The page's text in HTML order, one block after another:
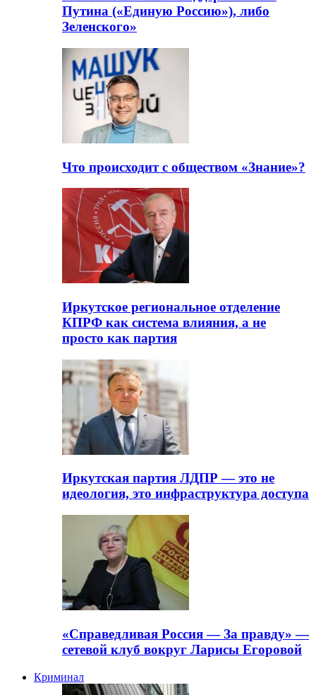
Путина («Единую Россию»), либо
Зеленского»
Что происходит с обществом «Знание»?
Иркутское региональное отделение
КПРФ как система влияния, а не
просто как партия
Иркутская партия ЛДПР — это не
идеология, это инфраструктура доступа
«Справедливая Россия — За правду» —
сетевой клуб вокруг Ларисы Егоровой
Криминал